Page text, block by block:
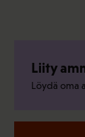
Liity
Löydä oma